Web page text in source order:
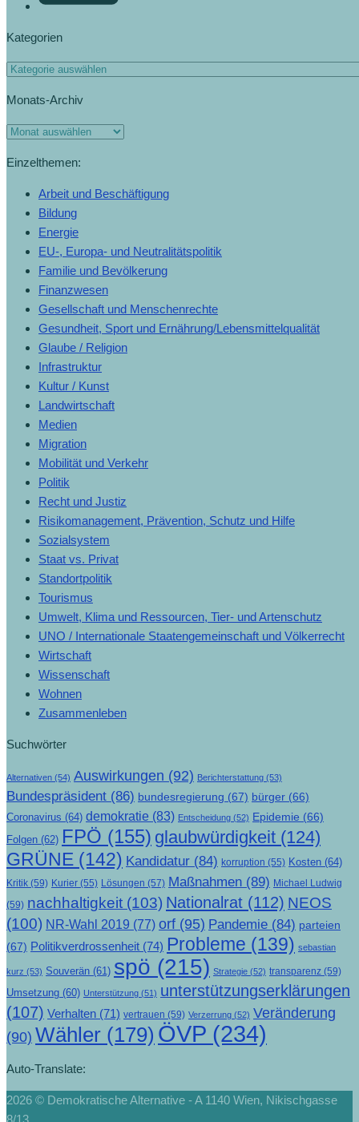
Kategorien
Monats-Archiv
Einzelthemen:
Arbeit und Beschäftigung
Bildung
Energie
EU-, Europa- und Neutralitätspolitik
Familie und Bevölkerung
Finanzwesen
Gesellschaft und Menschenrechte
Gesundheit, Sport und Ernährung/Lebensmittelqualität
Glaube / Religion
Infrastruktur
Kultur / Kunst
Landwirtschaft
Medien
Migration
Mobilität und Verkehr
Politik
Recht und Justiz
Risikomanagement, Prävention, Schutz und Hilfe
Sozialsystem
Staat vs. Privat
Standortpolitik
Tourismus
Umwelt, Klima und Ressourcen, Tier- und Artenschutz
UNO / Internationale Staatengemeinschaft und Völkerrecht
Wirtschaft
Wissenschaft
Wohnen
Zusammenleben
Suchwörter
Alternativen (54) Auswirkungen (92) Berichterstattung (53)
Bundespräsident (86) bundesregierung (67) bürger (66)
Coronavirus (64) demokratie (83) Entscheidung (52) Epidemie (66)
Folgen (62) FPÖ (155) glaubwürdigkeit (124)
GRÜNE (142) Kandidatur (84) korruption (55) Kosten (64)
Kritik (59) Kurier (55) Lösungen (57) Maßnahmen (89) Michael Ludwig
(59) nachhaltigkeit (103) Nationalrat (112) NEOS
(100) NR-Wahl 2019 (77) orf (95) Pandemie (84) parteien
(67) Politikverdrossenheit (74) Probleme (139) sebastian
kurz (53) Souverän (61) spö (215) Strategie (52) transparenz (59)
Umsetzung (60) Unterstützung (51) unterstützungserklärungen
(107) Verhalten (71) vertrauen (59) Verzerrung (52) Veränderung
(90) Wähler (179) ÖVP (234)
Auto-Translate:
2026 © Demokratische Alternative - A 1140 Wien, Nikischgasse
8/13